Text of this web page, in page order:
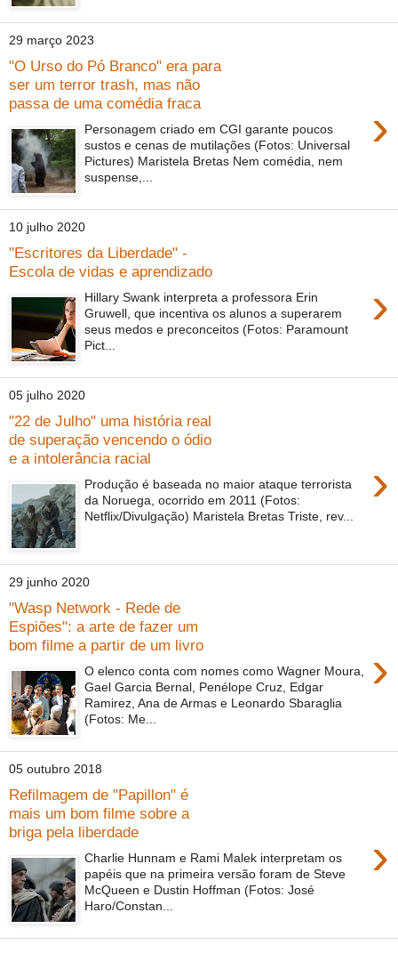
29 março 2023
"O Urso do Pó Branco" era para
ser um terror trash, mas não
passa de uma comédia fraca
›
Personagem criado em CGI garante poucos
sustos e cenas de mutilações (Fotos: Universal
Pictures) Maristela Bretas Nem comédia, nem
suspense,...
10 julho 2020
"Escritores da Liberdade" -
Escola de vidas e aprendizado
›
Hillary Swank interpreta a professora Erin
Gruwell, que incentiva os alunos a superarem
seus medos e preconceitos (Fotos: Paramount
Pict...
05 julho 2020
"22 de Julho" uma história real
de superação vencendo o ódio
e a intolerância racial
›
Produção é baseada no maior ataque terrorista
da Noruega, ocorrido em 2011 (Fotos:
Netflix/Divulgação) Maristela Bretas Triste, rev...
29 junho 2020
"Wasp Network - Rede de
Espiões": a arte de fazer um
bom filme a partir de um livro
›
O elenco conta com nomes como Wagner Moura,
Gael Garcia Bernal, Penélope Cruz, Edgar
Ramirez, Ana de Armas e Leonardo Sbaraglia
(Fotos: Me...
05 outubro 2018
Refilmagem de "Papillon" é
mais um bom filme sobre a
briga pela liberdade
›
Charlie Hunnam e Rami Malek interpretam os
papéis que na primeira versão foram de Steve
McQueen e Dustin Hoffman (Fotos: José
Haro/Constan...